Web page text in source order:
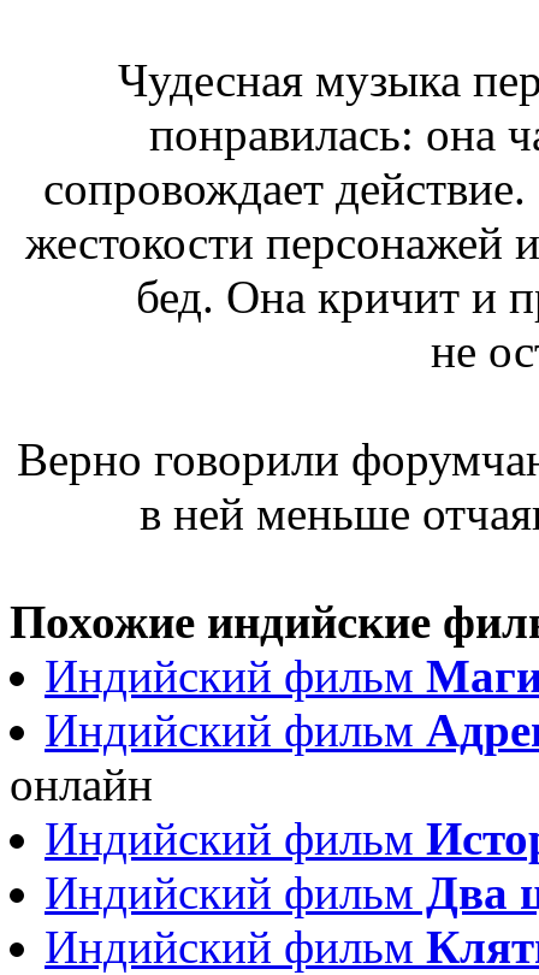
Чудесная музыка
понравилась: она
сопровождает
жестокости персонажей
бед. Она кричит и
не
Верно говорили
в ней меньше
Похожие индийские
Индийский фильм
Индийский фильм
онлайн
Индийский фильм
Индийский фильм Два
Индийский фильм